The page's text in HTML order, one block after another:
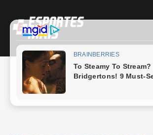
Eliminatórias